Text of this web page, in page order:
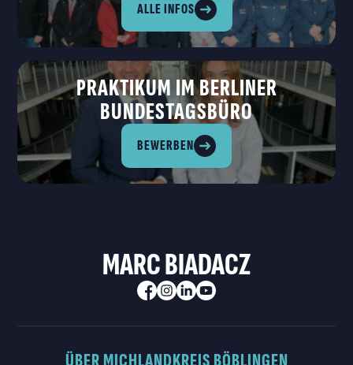
ALLE INFOS
PRAKTIKUM IM BERLINER
BUNDESTAGSBÜRO
BEWERBEN
MARC BIADACZ